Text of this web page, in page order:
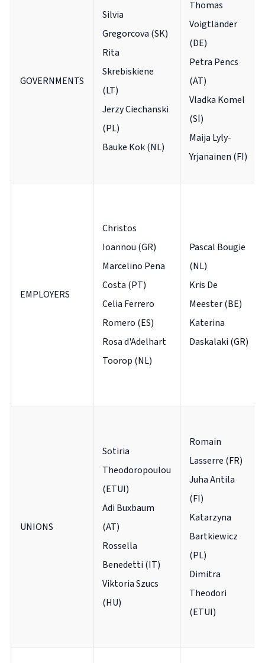
GOVERNMENTS
Silvia
Gregorcova (SK)
Rita
Skrebiskiene
(LT)
Jerzy Ciechanski
(PL)
Bauke Kok (NL)
Thomas
Voigtländer
(DE)
Petra Pencs
(AT)
Vladka Komel
(SI)
Maija Lyly-
Yrjanainen (FI)
EMPLOYERS
Christos
Ioannou (GR)
Marcelino Pena
Costa (PT)
Celia Ferrero
Romero (ES)
Rosa d'Adelhart
Toorop (NL)
Pascal Bougie
(NL)
Kris De
Meester (BE)
Katerina
Daskalaki (GR)
UNIONS
Sotiria
Theodoropoulou
(ETUI)
Adi Buxbaum
(AT)
Rossella
Benedetti (IT)
Viktoria Szucs
(HU)
Romain
Lasserre (FR)
Juha Antila
(FI)
Katarzyna
Bartkiewicz
(PL)
Dimitra
Theodori
(ETUI)